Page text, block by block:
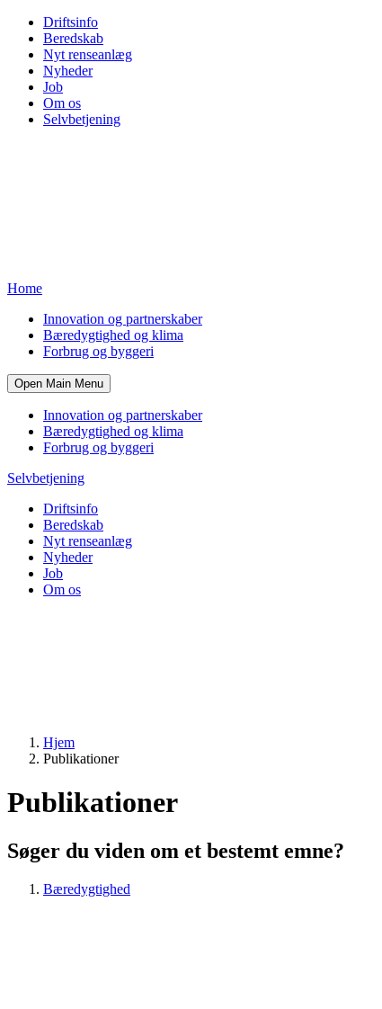
Driftsinfo
Beredskab
Nyt renseanlæg
Nyheder
Job
Om os
Selvbetjening
Home
Innovation og partnerskaber
Bæredygtighed og klima
Forbrug og byggeri
Open Main Menu
Innovation og partnerskaber
Bæredygtighed og klima
Forbrug og byggeri
Selvbetjening
Driftsinfo
Beredskab
Nyt renseanlæg
Nyheder
Job
Om os
Hjem
Publikationer
Publikationer
Søger du viden om et bestemt emne?
Bæredygtighed